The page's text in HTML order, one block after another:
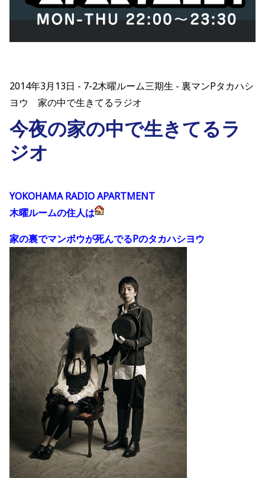
2014年3月13日
7-2木曜ルーム三期生 - 裏マンPタカハシ
ヨウ 家の中で生きてるラジオ
今夜の家の中で生きてるラ
ジオ
YOKOHAMA RADIO APARTMENT
木曜ルームの住人は
家の裏でマンボウが死んでるPのタカハシヨウ